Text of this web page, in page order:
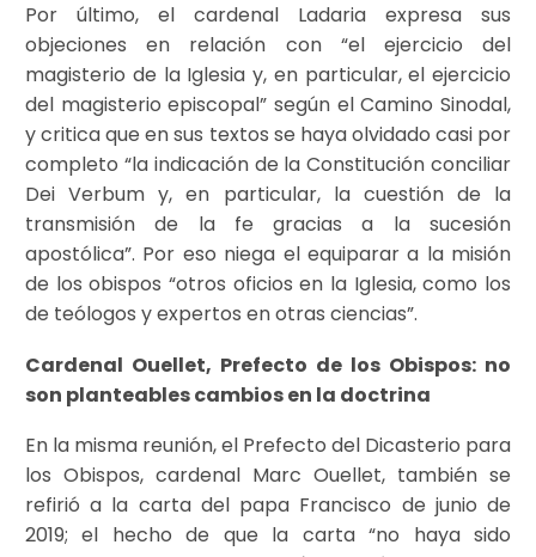
Por último, el cardenal Ladaria expresa sus
objeciones en relación con “el ejercicio del
magisterio de la Iglesia y, en particular, el ejercicio
del magisterio episcopal” según el Camino Sinodal,
y critica que en sus textos se haya olvidado casi por
completo “la indicación de la Constitución conciliar
Dei Verbum y, en particular, la cuestión de la
transmisión de la fe gracias a la sucesión
apostólica”. Por eso niega el equiparar a la misión
de los obispos “otros oficios en la Iglesia, como los
de teólogos y expertos en otras ciencias”.
Cardenal Ouellet, Prefecto de los Obispos: no
son planteables cambios en la doctrina
En la misma reunión, el Prefecto del Dicasterio para
los Obispos, cardenal Marc Ouellet, también se
refirió a la carta del papa Francisco de junio de
2019; el hecho de que la carta “no haya sido